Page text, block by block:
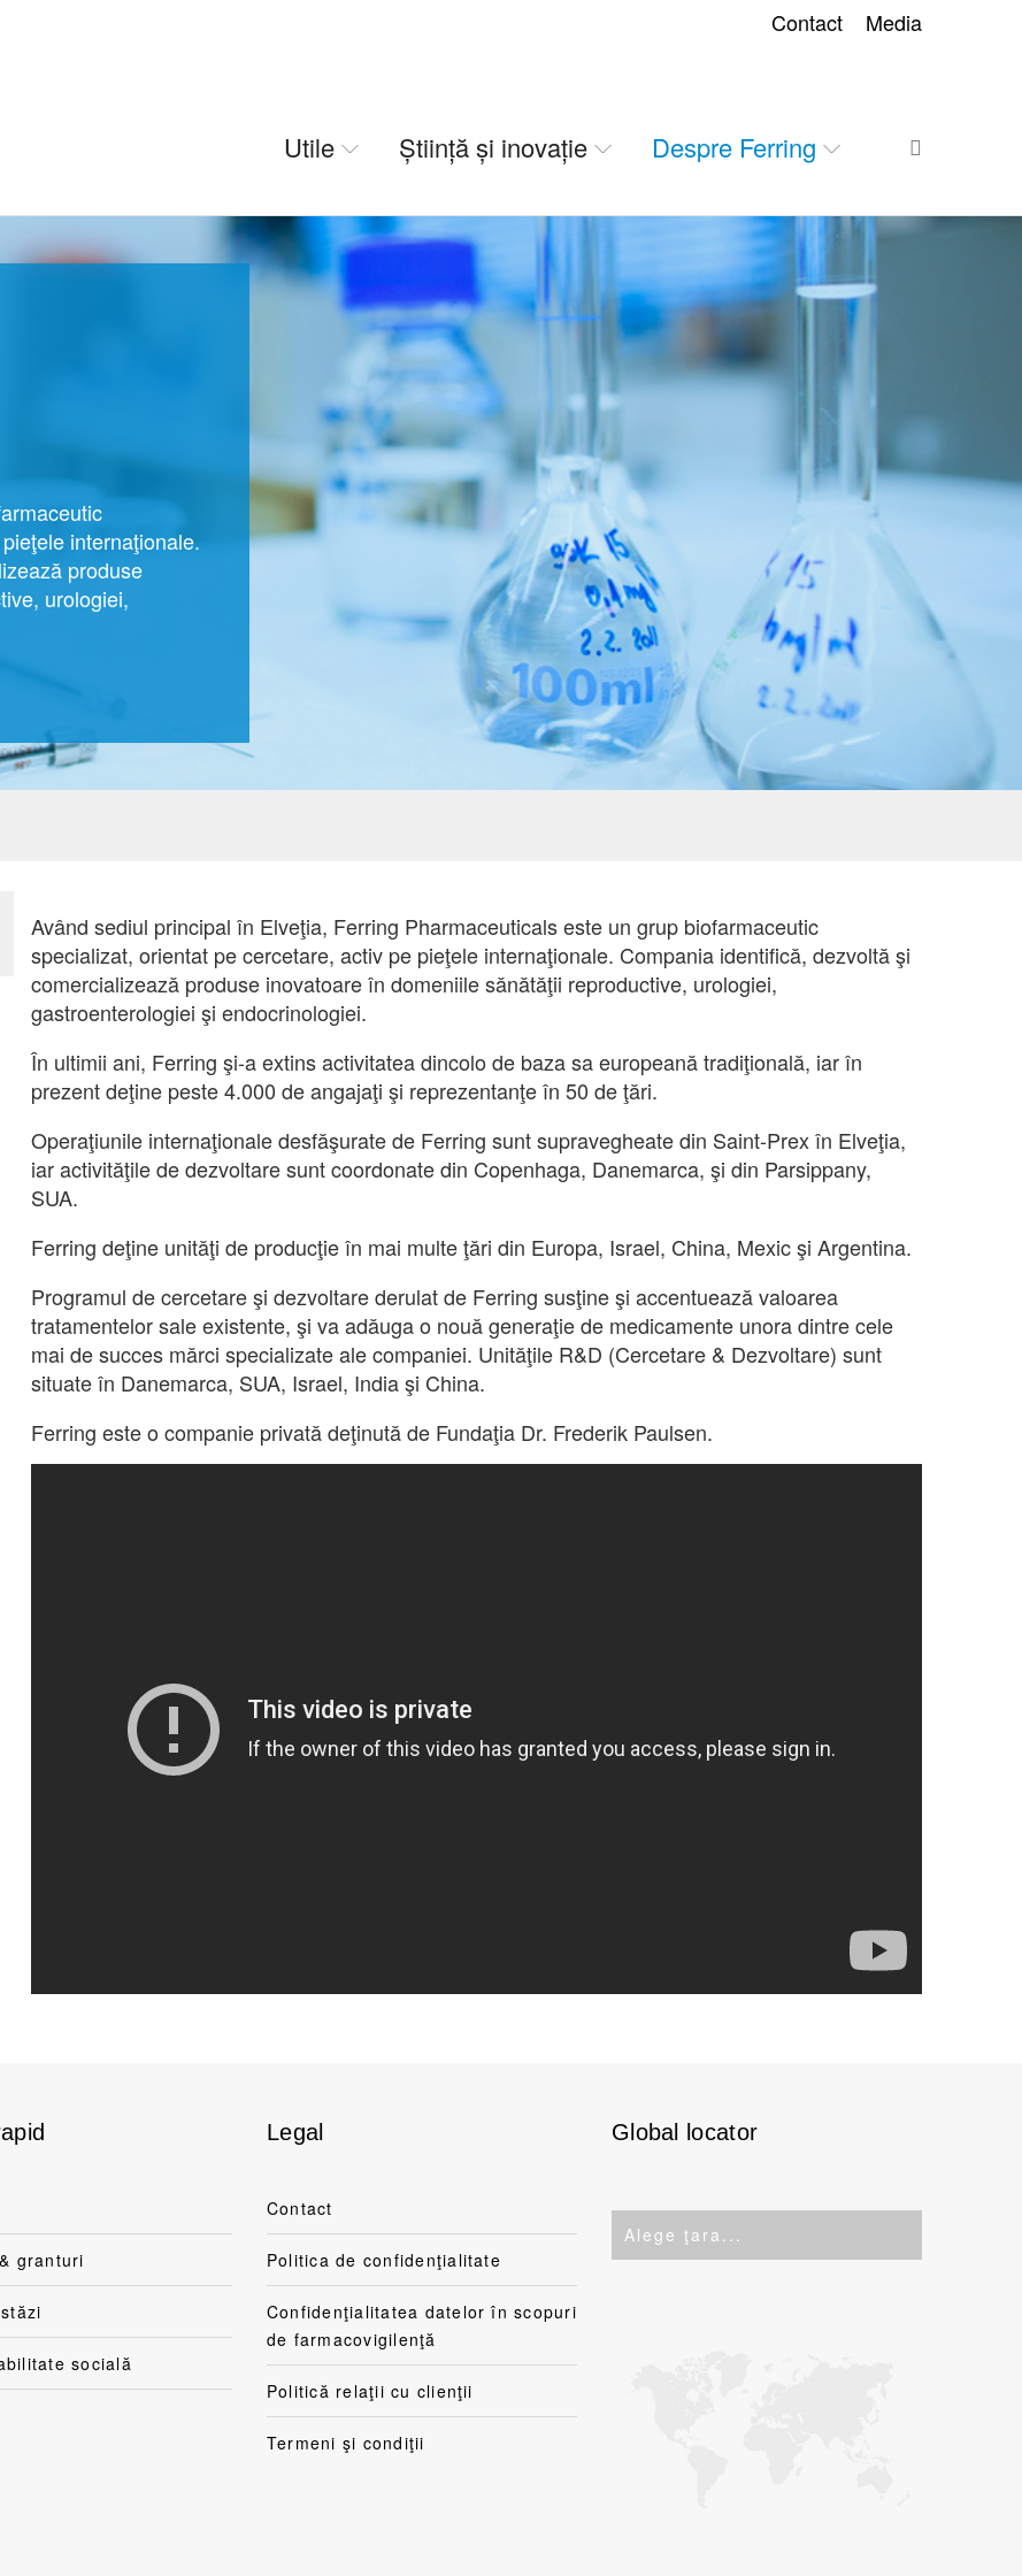
Contact Media
Utile Știință și inovație Despre Ferring
internaţionale.
produse
urologiei,
Având sediul principal în Elveţia, Ferring Pharmaceuticals este un grup biofarmaceutic
specializat, orientat pe cercetare, activ pe pieţele internaţionale. Compania identifică, dezvoltă şi
comercializează produse inovatoare în domeniile sănătăţii reproductive, urologiei,
gastroenterologiei şi endocrinologiei.
În ultimii ani, Ferring şi-a extins activitatea dincolo de baza sa europeană tradiţională, iar în
prezent deţine peste 4.000 de angajaţi şi reprezentanţe în 50 de ţări.
Operaţiunile internaţionale desfăşurate de Ferring sunt supravegheate din Saint-Prex în Elveţia,
iar activităţile de dezvoltare sunt coordonate din Copenhaga, Danemarca, şi din Parsippany,
SUA.
Ferring deţine unităţi de producţie în mai multe ţări din Europa, Israel, China, Mexic şi Argentina.
Programul de cercetare şi dezvoltare derulat de Ferring susţine şi accentuează valoarea
tratamentelor sale existente, şi va adăuga o nouă generaţie de medicamente unora dintre cele
mai de succes mărci specializate ale companiei. Unităţile R&D (Cercetare & Dezvoltare) sunt
situate în Danemarca, SUA, Israel, India şi China.
Ferring este o companie privată deţinută de Fundaţia Dr. Frederik Paulsen.
granturi
socială
Legal
Contact
Politica de confidenţialitate
Confidenţialitatea datelor în scopuri
de farmacovigilenţă
Politică relaţii cu clienţii
Termeni şi condiţii
Global locator